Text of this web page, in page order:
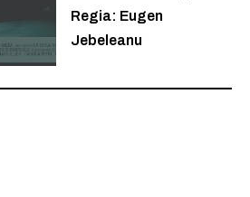
Regia: Eugen
Jebeleanu